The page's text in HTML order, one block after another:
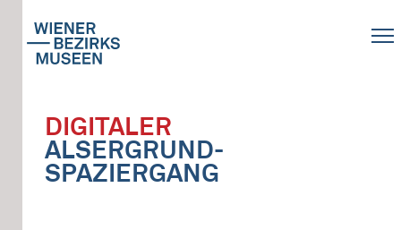
DIGITALER
ALSERGRUND-
SPAZIERGANG